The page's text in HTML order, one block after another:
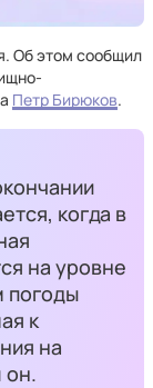
Об этом сообщил
Петр Бирюков.
когда в
на уровне
погоды
к
на
он.